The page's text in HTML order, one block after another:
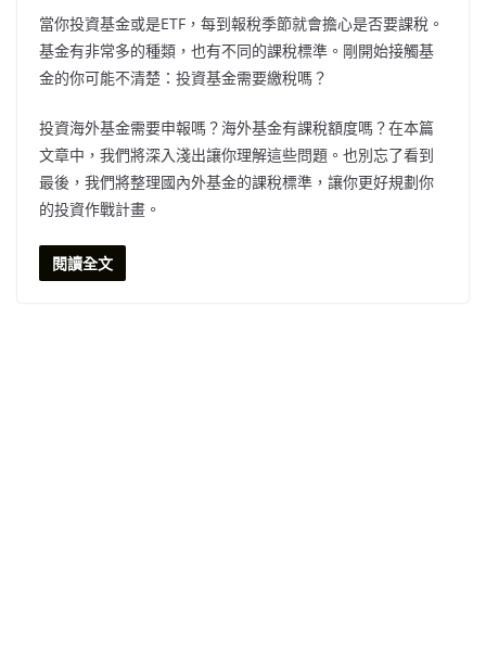
當你投資基金或是ETF，每到報稅季節就會擔心是否要課稅。
基金有非常多的種類，也有不同的課稅標準。剛開始接觸基
金的你可能不清楚：投資基金需要繳稅嗎？
投資海外基金需要申報嗎？海外基金有課稅額度嗎？在本篇
文章中，我們將深入淺出讓你理解這些問題。也別忘了看到
最後，我們將整理國內外基金的課稅標準，讓你更好規劃你
的投資作戰計畫。
閱讀全文